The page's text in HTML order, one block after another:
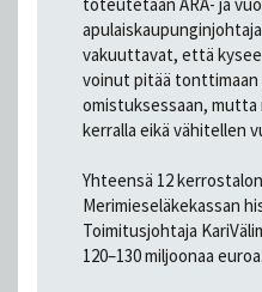
vakuuttavat, että
voinut pitää tonttimaan
omistuksessaan,
kerralla eikä vähitellen
Yhteensä 12
Merimieseläkekassan
Toimitusjohtaja
120–130 miljoonaa euroa.